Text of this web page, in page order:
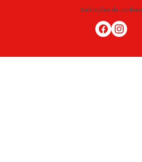
Definições de cookies